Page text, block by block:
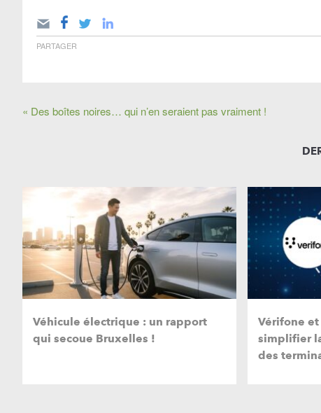
PARTAGER
« Des boîtes noires… qui n’en seraient pas vraiment !
Véhicule électrique : un rapport
qui secoue Bruxelles !
Vérifone
simplifier
des